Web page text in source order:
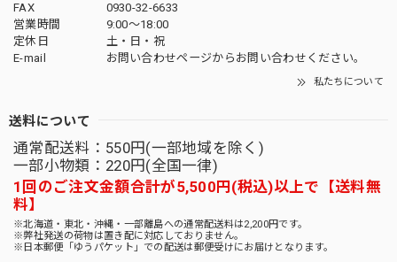
FAX
0930-32-6633
営業時間
9:00〜18:00
定休日
土・日・祝
E-mail
お問い合わせページからお問い合わせください。
私たちについて
送料について
通常配送料：550円(一部地域を除く)
一部小物類：220円(全国一律)
1回のご注文金額合計が5,500円(税込)以上で【送料無
料】
※北海道・東北・沖縄・一部離島への通常配送料は2,200円です。
※弊社発送の荷物は置き配に対応しておりません。
※日本郵便「ゆうパケット」での配送は郵便受けにお届けとなります。